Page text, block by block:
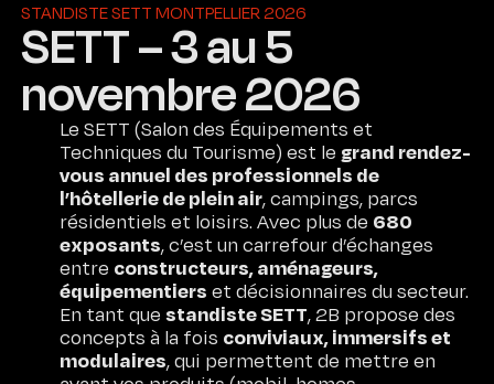
SETT – 3 au 5
novembre 2026
STANDISTE SETT MONTPELLIER 2026
Le SETT (Salon des Équipements et
Techniques du Tourisme) est le grand rendez-
vous annuel des professionnels de
l’hôtellerie de plein air, campings, parcs
résidentiels et loisirs. Avec plus de 680
exposants, c’est un carrefour d’échanges
entre constructeurs, aménageurs,
équipementiers et décisionnaires du secteur.
En tant que standiste SETT, 2B propose des
concepts à la fois conviviaux, immersifs et
modulaires, qui permettent de mettre en